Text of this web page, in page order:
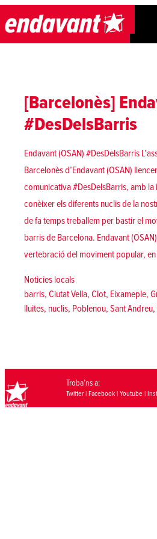
Skip to content
[Barcelonès]
#DesDelsBarris
Endavant (OSAN) #DesDelsBarris
Barcelonès d’Endavant (OSAN)
comunicativa #DesDelsBarris, amb
conèixer els diferents nuclis de la
de fa temps treballem per bastir el
barris de Barcelona. Endavant
vertebració del moviment popular, en
Posted in
Noticies locals
Tags:
barris, Ciutat Vella, Clot, Eixameple,
lluites, nuclis, Poblenou, Sant Andreu,
Troba’ns a:
Twitter| Facebook| Youtube|